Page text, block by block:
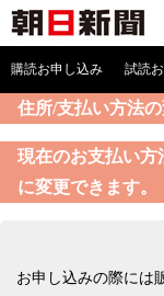
購読お申し込み 試読
住所/支払い方法
現在のお支払い方
に変更できます。
お申し込みの際には